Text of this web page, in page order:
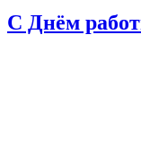
С Днём